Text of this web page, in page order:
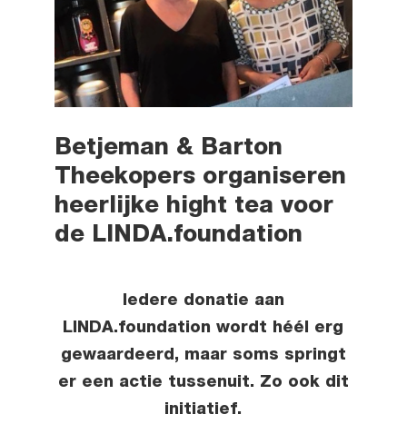
Betjeman & Barton
Theekopers organiseren
heerlijke hight tea voor
de LINDA.foundation
Iedere donatie aan
LINDA.foundation wordt héél erg
gewaardeerd, maar soms springt
er een actie tussenuit. Zo ook dit
initiatief.